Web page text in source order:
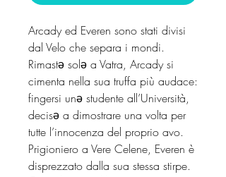
Arcady ed Everen sono stati divisi
dal Velo che separa i mondi.
Rimastә solә a Vatra, Arcady si
cimenta nella sua truffa più audace:
fingersi unә studente all’Università,
decisә a dimostrare una volta per
tutte l’innocenza del proprio avo.
Prigioniero a Vere Celene, Everen è
disprezzato dalla sua stessa stirpe.